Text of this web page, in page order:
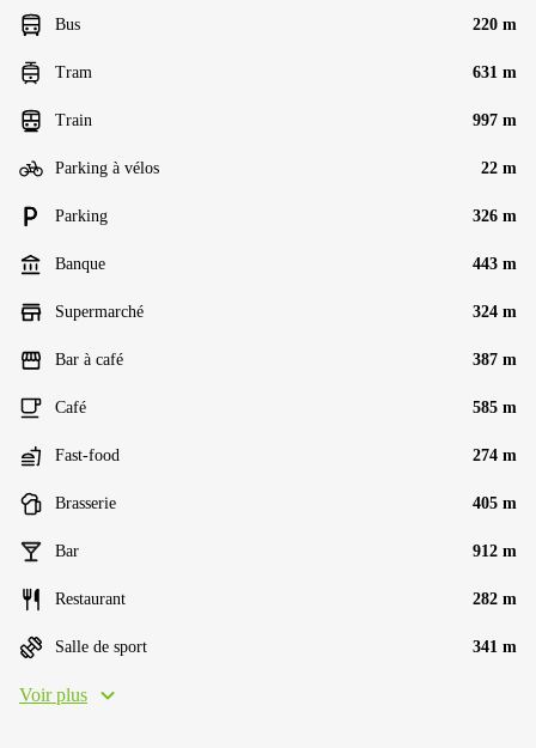
Bus 220 m
Tram 631 m
Train 997 m
Parking à vélos 22 m
Parking 326 m
Banque 443 m
Supermarché 324 m
Bar à café 387 m
Café 585 m
Fast-food 274 m
Brasserie 405 m
Bar 912 m
Restaurant 282 m
Salle de sport 341 m
Voir plus